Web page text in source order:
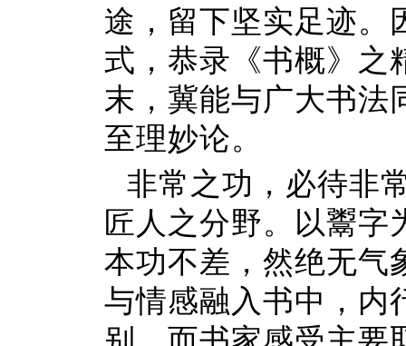
途，留下坚实足迹。
式，恭录《书概》之
末，冀能与广大书法
至理妙论。
非常之功，必待非
匠人之分野。以鬻字
本功不差，然绝无气
与情感融入书中，内